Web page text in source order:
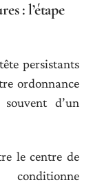
: l’étape
persistants
ordonnance
d’un
le centre de